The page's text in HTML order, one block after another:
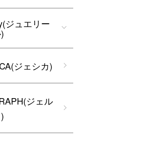
ジュエリー
ジェシカ)
ジェル